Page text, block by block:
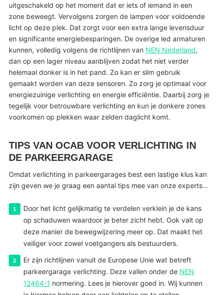
uitgeschakeld op het moment dat er iets of iemand in een
zone beweegt. Vervolgens zorgen de lampen voor voldoende
licht op deze plek. Dat zorgt voor een extra lange levensduur
en significante energiebesparingen. De overige led armaturen
kunnen, volledig volgens de richtlijnen van NEN Nederland,
dan op een lager niveau aanblijven zodat het niet verder
helemaal donker is in het pand. Zo kan er slim gebruik
gemaakt worden van deze sensoren. Zo zorg je optimaal voor
energiezuinige verlichting en energie efficiëntie. Daarbij zorg je
tegelijk voor betrouwbare verlichting en kun je donkere zones
voorkomen op plekken waar zelden daglicht komt.
TIPS VAN OCAB VOOR VERLICHTING IN
DE PARKEERGARAGE
Omdat verlichting in parkeergarages best een lastige klus kan
zijn geven we je graag een aantal tips mee van onze experts…
Door het licht gelijkmatig te verdelen verklein je de kans
op schaduwen waardoor je beter zicht hebt. Ook valt op
deze manier de bewegwijzering meer op. Dat maakt het
veiliger voor zowel voetgangers als bestuurders.
Er zijn richtlijnen vanuit de Europese Unie wat betreft
parkeergarage verlichting. Deze vallen onder de NEN
12464-1 normering. Lees je hierover goed in. Wij kunnen